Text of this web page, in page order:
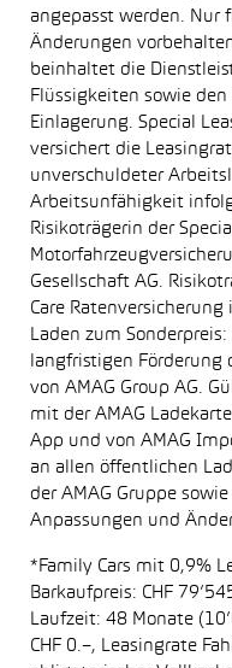
angepasst werden. Nur
Änderungen
beinhaltet die
Flüssigkeiten sowie
Einlagerung. Special
versichert die
unverschuldeter
Arbeitsunfähigkeit
Risikoträgerin der
Gesellschaft AG.
Care Ratenversicherung
Laden zum
langfristigen
von AMAG Group AG.
mit der AMAG
App und von AMAG
an allen öffentlichen
der AMAG Gruppe
Anpassungen und
*Family Cars mit 0,9%
Barkaufpreis: CHF
Laufzeit: 48 Monate
CHF 0.–, Leasingrate